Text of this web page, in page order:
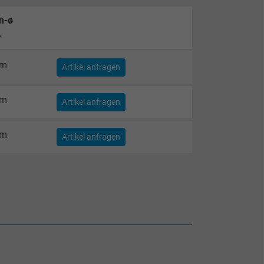
ø
Artikel anfragen
Artikel anfragen
Artikel anfragen